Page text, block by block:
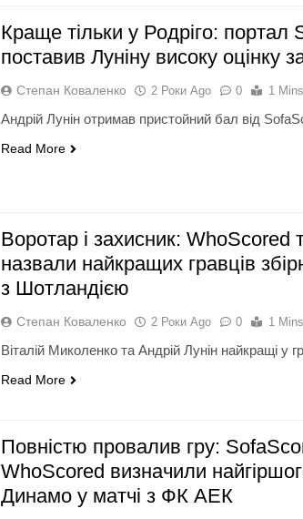
Краще тільки у Родріго: портал
поставив Луніну високу оцінку
Степан Коваленко 2 Роки Ago 0 1 Mins
Андрій Лунін отримав пристойний бал від
Read More
Воротар і захисник: WhoScored
назвали найкращих гравців
з Шотландією
Степан Коваленко 2 Роки Ago 0 1 Mins
Віталій Миколенко та Андрій Лунін найкращі у
Read More
Повністю провалив гру:
WhoScored визначили
Динамо у матчі з ФК АЕК